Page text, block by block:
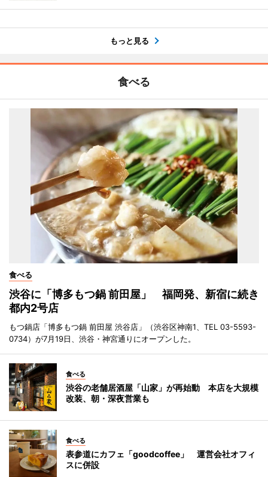
もっと見る
食べる
食べる
渋谷に「博多もつ鍋 前田屋」 福岡発、新宿に続き
都内2号店
もつ鍋店「博多もつ鍋 前田屋 渋谷店」（渋谷区神南1、TEL 03-5593-
0734）が7月19日、渋谷・神宮通りにオープンした。
食べる
渋谷の老舗居酒屋「山家」が再始動 本店を大規模
改装、朝・深夜営業も
食べる
表参道にカフェ「goodcoffee」 運営会社オフィ
スに併設